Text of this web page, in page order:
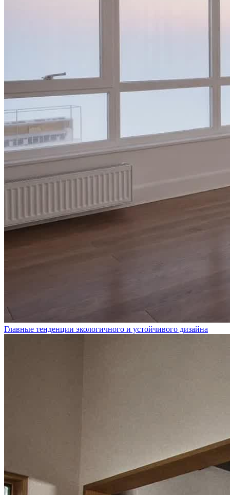
Главные тенденции экологичного и устойчивого дизайна